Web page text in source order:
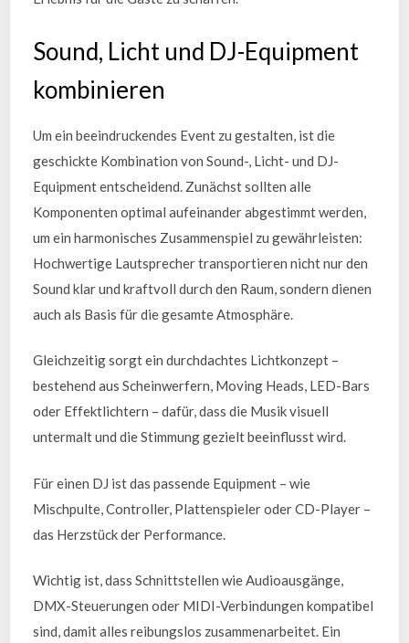
Sound, Licht und DJ-Equipment
kombinieren
Um ein beeindruckendes Event zu gestalten, ist die
geschickte Kombination von Sound-, Licht- und DJ-
Equipment entscheidend. Zunächst sollten alle
Komponenten optimal aufeinander abgestimmt werden,
um ein harmonisches Zusammenspiel zu gewährleisten:
Hochwertige Lautsprecher transportieren nicht nur den
Sound klar und kraftvoll durch den Raum, sondern dienen
auch als Basis für die gesamte Atmosphäre.
Gleichzeitig sorgt ein durchdachtes Lichtkonzept –
bestehend aus Scheinwerfern, Moving Heads, LED-Bars
oder Effektlichtern – dafür, dass die Musik visuell
untermalt und die Stimmung gezielt beeinflusst wird.
Für einen DJ ist das passende Equipment – wie
Mischpulte, Controller, Plattenspieler oder CD-Player –
das Herzstück der Performance.
Wichtig ist, dass Schnittstellen wie Audioausgänge,
DMX-Steuerungen oder MIDI-Verbindungen kompatibel
sind, damit alles reibungslos zusammenarbeitet. Ein